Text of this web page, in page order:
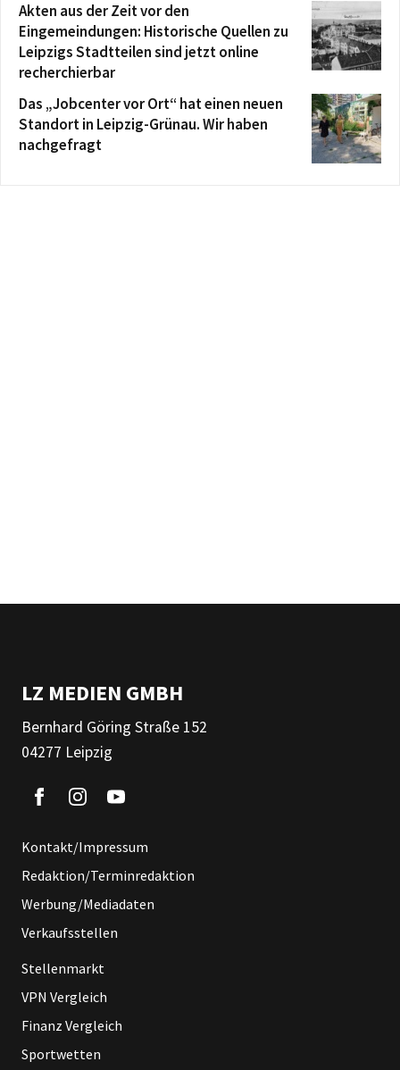
Akten aus der Zeit vor den
Eingemeindungen: Historische Quellen zu
Leipzigs Stadtteilen sind jetzt online
recherchierbar
Das „Jobcenter vor Ort“ hat einen neuen
Standort in Leipzig-Grünau. Wir haben
nachgefragt
LZ MEDIEN GMBH
Bernhard Göring Straße 152
04277 Leipzig
Kontakt/Impressum
Redaktion/Terminredaktion
Werbung/Mediadaten
Verkaufsstellen
Stellenmarkt
VPN Vergleich
Finanz Vergleich
Sportwetten